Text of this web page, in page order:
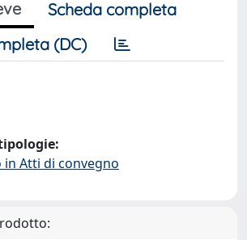
Scheda completa
(DC)
Atti di convegno